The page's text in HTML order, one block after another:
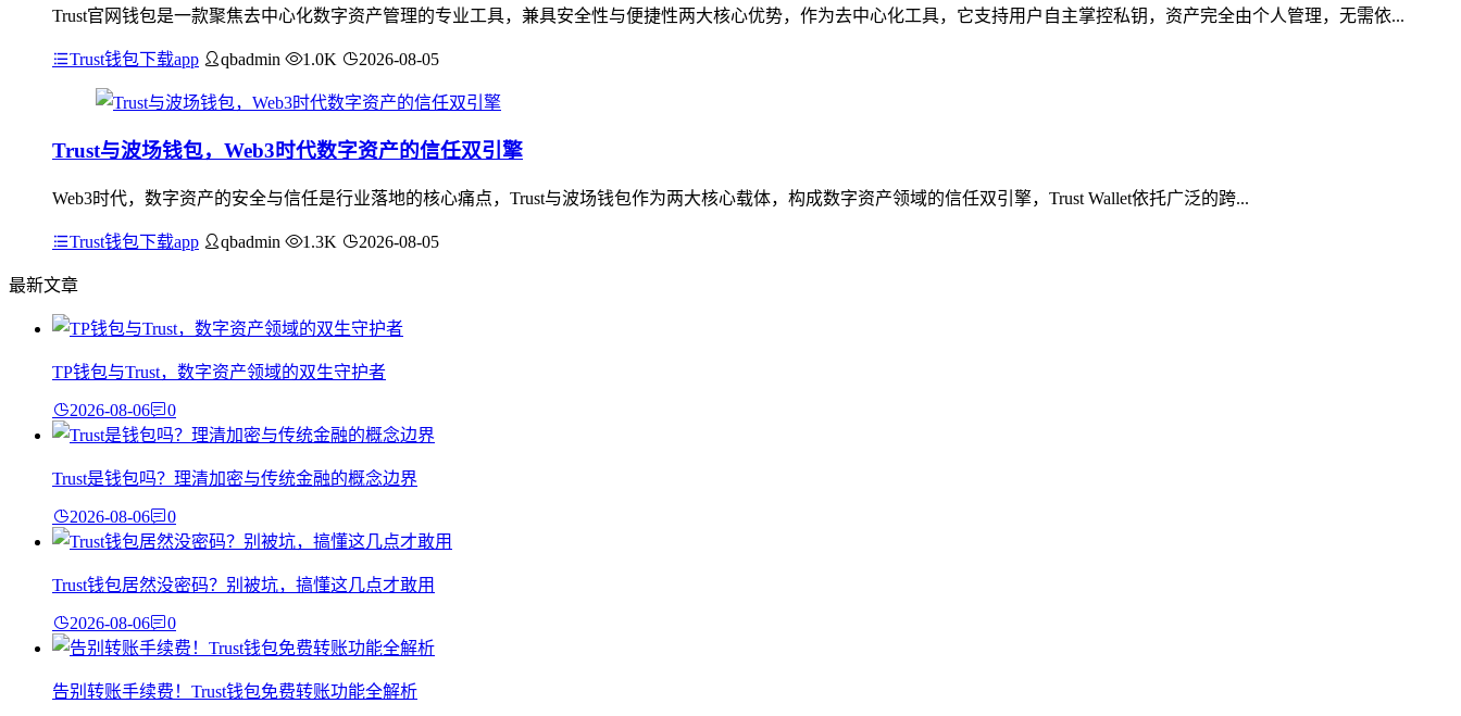
Trust官网钱包是一款聚焦去中心化数字资产管理的专业工具，兼具安全性与便捷性两大核心优势，作为去中心化工具，它支持用户自主掌控私钥，资产完全由个人管理，无需依...
Trust钱包下载app qbadmin 1.0K 2026-08-05
Trust与波场钱包，Web3时代数字资产的信任双引擎
Web3时代，数字资产的安全与信任是行业落地的核心痛点，Trust与波场钱包作为两大核心载体，构成数字资产领域的信任双引擎，Trust Wallet依托广泛的跨...
Trust钱包下载app qbadmin 1.3K 2026-08-05
最新文章
TP钱包与Trust，数字资产领域的双生守护者
2026-08-06 0
Trust是钱包吗？理清加密与传统金融的概念边界
2026-08-06 0
Trust钱包居然没密码？别被坑，搞懂这几点才敢用
2026-08-06 0
告别转账手续费！Trust钱包免费转账功能全解析